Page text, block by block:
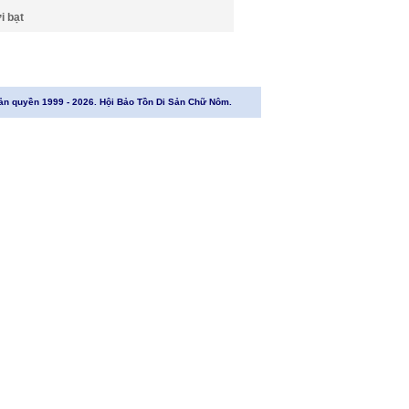
bạt
quyền 1999 - 2026. Hội Bảo Tồn Di Sản Chữ Nôm.